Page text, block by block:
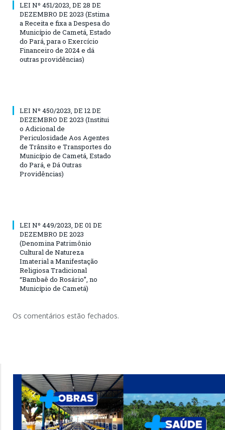
LEI Nº 451/2023, DE 28 DE
DEZEMBRO DE 2023 (Estima
a Receita e fixa a Despesa do
Município de Cametá, Estado
do Pará, para o Exercício
Financeiro de 2024 e dá
outras providências)
LEI Nº 450/2023, DE 12 DE
DEZEMBRO DE 2023 (Institui
o Adicional de
Periculosidade Aos Agentes
de Trânsito e Transportes do
Município de Cametá, Estado
do Pará, e Dá Outras
Providências)
LEI Nº 449/2023, DE 01 DE
DEZEMBRO DE 2023
(Denomina Patrimônio
Cultural de Natureza
Imaterial a Manifestação
Religiosa Tradicional
“Bambaê do Rosário”, no
Município de Cametá)
Os comentários estão fechados.